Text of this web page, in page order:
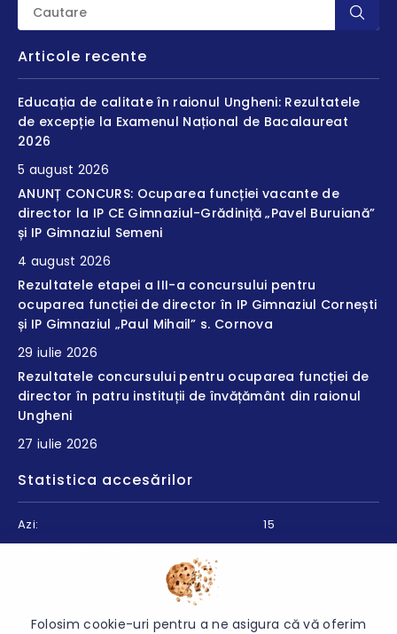
Articole recente
Educația de calitate în raionul Ungheni: Rezultatele
de excepție la Examenul Național de Bacalaureat
2026
5 august 2026
ANUNȚ CONCURS: Ocuparea funcției vacante de
director la IP CE Gimnaziul-Grădiniță „Pavel Buruiană”
și IP Gimnaziul Semeni
4 august 2026
Rezultatele etapei a III-a concursului pentru
ocuparea funcției de director în IP Gimnaziul Cornești
și IP Gimnaziul „Paul Mihail” s. Cornova
29 iulie 2026
Rezultatele concursului pentru ocuparea funcției de
director în patru instituții de învățământ din raionul
Ungheni
27 iulie 2026
Statistica accesărilor
Azi:
15
Folosim cookie-uri pentru a ne asigura că vă oferim